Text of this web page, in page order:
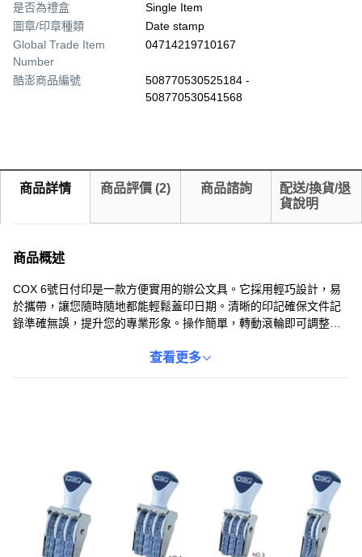
是否為禮盒
Single Item
圖章/印章種類
Date stamp
Global Trade Item
Number
04714219710167
酷澎商品編號
508770530525184 -
508770530541568
商品詳情 商品評價 (2) 商品諮詢
配送/換貨/退
貨說明
商品概述
COX 6號日付印是一款方便實用的辦公文具。它採用輕巧設計，易
於攜帶，讓您隨時隨地都能輕鬆蓋印日期。清晰的印記確保文件記
錄準確無誤，提升您的專業形象。操作簡單，轉動滾輪即可調整日
查看更多